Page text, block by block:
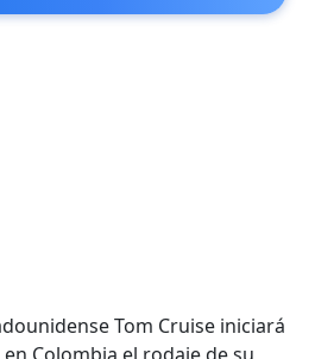
Tom Cruise iniciará